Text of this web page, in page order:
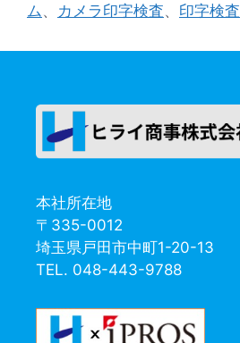
ム、 カメラ印字検査、 印字検査
本社所在地
〒335-0012
埼玉県戸田市中町1-20-13
TEL. 048-443-9788